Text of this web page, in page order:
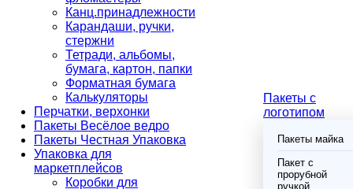
Канц.принадлежности
Карандаши, ручки,
стержни
Тетради, альбомы,
бумага, картон, папки
Форматная бумага
Калькуляторы
Перчатки, верхонки
Пакеты Весёлое ведро
Пакеты Честная Упаковка
Упаковка для
маркетплейсов
Коробки для
Пакеты с
логотипом
Пакеты майка
Пакет с
прорубной
ручкой